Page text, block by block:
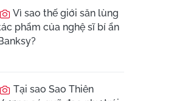
Vì sao thế giới săn lùng
phẩm của nghệ sĩ bí ẩn
Tại sao Sao Thiên